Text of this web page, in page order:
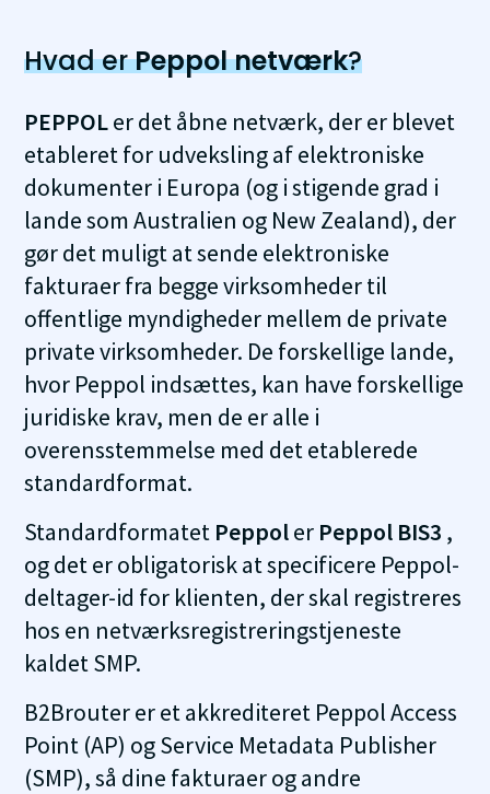
Hvad erPeppol netværk?
PEPPOLer det åbne netværk, der er blevet
etableret for udveksling af elektroniske
dokumenter i Europa (og i stigende grad i
lande som Australien og New Zealand), der
gør det muligt at sende elektroniske
fakturaer fra begge virksomheder til
offentlige myndigheder mellem de private
private virksomheder. De forskellige lande,
hvor Peppol indsættes, kan have forskellige
juridiske krav, men de er alle i
overensstemmelse med det etablerede
standardformat.
Standardformatet Peppoler Peppol BIS3 ,
og det er obligatorisk at specificere Peppol-
deltager-id for klienten, der skal registreres
hos en netværksregistreringstjeneste
kaldet SMP.
B2Brouter er et akkrediteret Peppol Access
Point (AP) og Service Metadata Publisher
(SMP), så dine fakturaer og andre